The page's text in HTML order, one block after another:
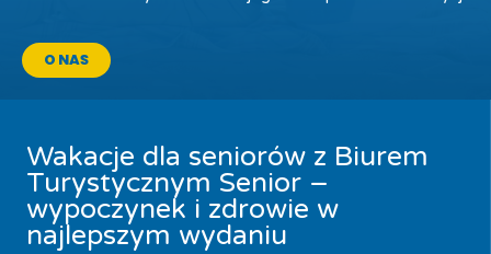
O NAS
Wakacje dla seniorów z Biurem
Turystycznym Senior –
wypoczynek i zdrowie w
najlepszym wydaniu